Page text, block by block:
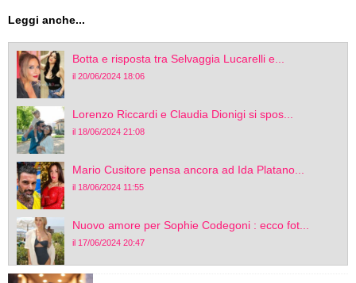
Leggi anche...
Botta e risposta tra Selvaggia Lucarelli e...
il 20/06/2024 18:06
Lorenzo Riccardi e Claudia Dionigi si spos...
il 18/06/2024 21:08
Mario Cusitore pensa ancora ad Ida Platano...
il 18/06/2024 11:55
Nuovo amore per Sophie Codegoni : ecco fot...
il 17/06/2024 20:47